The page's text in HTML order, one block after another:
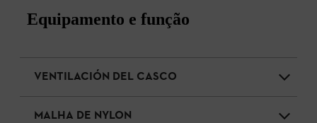
Equipamento e função
VENTILACIÓN DEL CASCO
MALHA DE NYLON